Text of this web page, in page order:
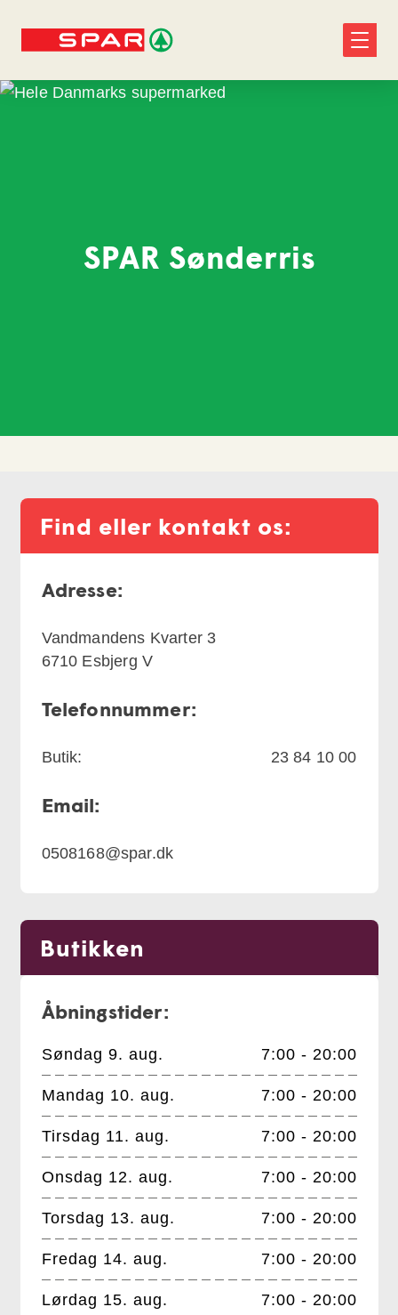
SPAR Sønderris
Find eller kontakt os:
Adresse:
Vandmandens Kvarter 3
6710 Esbjerg V
Telefonnummer:
Butik: 23 84 10 00
Email:
0508168@spar.dk
Butikken
Åbningstider:
Søndag 9. aug. 7:00 - 20:00
Mandag 10. aug. 7:00 - 20:00
Tirsdag 11. aug. 7:00 - 20:00
Onsdag 12. aug. 7:00 - 20:00
Torsdag 13. aug. 7:00 - 20:00
Fredag 14. aug. 7:00 - 20:00
Lørdag 15. aug. 7:00 - 20:00